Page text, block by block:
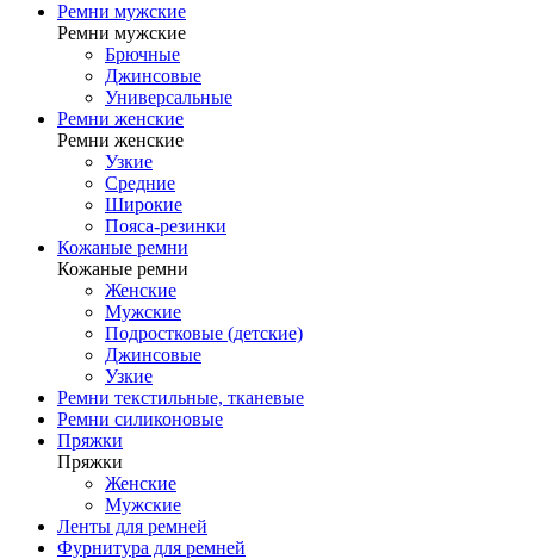
Ремни мужские
Ремни мужские
Брючные
Джинсовые
Универсальные
Ремни женские
Ремни женские
Узкие
Средние
Широкие
Пояса-резинки
Кожаные ремни
Кожаные ремни
Женские
Мужские
Подростковые (детские)
Джинсовые
Узкие
Ремни текстильные, тканевые
Ремни силиконовые
Пряжки
Пряжки
Женские
Мужские
Ленты для ремней
Фурнитура для ремней